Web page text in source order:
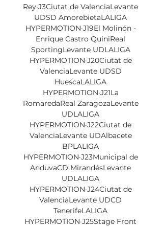
Rey·J3Ciutat de ValenciaLevante
UDSD AmorebietaLALIGA
HYPERMOTION·J19El Molinón -
Enrique Castro QuiniReal
SportingLevante UDLALIGA
HYPERMOTION·J20Ciutat de
ValenciaLevante UDSD
HuescaLALIGA
HYPERMOTION·J21La
RomaredaReal ZaragozaLevante
UDLALIGA
HYPERMOTION·J22Ciutat de
ValenciaLevante UDAlbacete
BPLALIGA
HYPERMOTION·J23Municipal de
AnduvaCD MirandésLevante
UDLALIGA
HYPERMOTION·J24Ciutat de
ValenciaLevante UDCD
TenerifeLALIGA
HYPERMOTION·J25Stage Front